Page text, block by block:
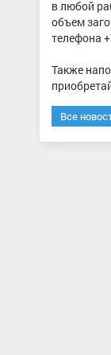
в любой
объем
телефона
Также
Все